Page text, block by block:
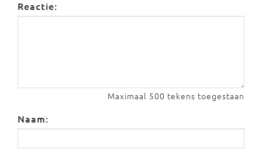
Reactie:
Maximaal 500 tekens toegestaan
Naam: